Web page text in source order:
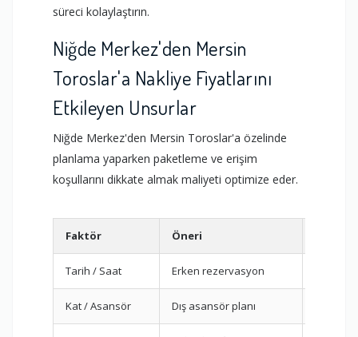
süreci kolaylaştırın.
Niğde Merkez'den Mersin
Toroslar'a Nakliye Fiyatlarını
Etkileyen Unsurlar
Niğde Merkez'den Mersin Toroslar'a özelinde
planlama yaparken paketleme ve erişim
koşullarını dikkate almak maliyeti optimize eder.
Faktör Öneri
Tarih / Saat Erken rezervasyon
Kat / Asansör Dış asansör planı